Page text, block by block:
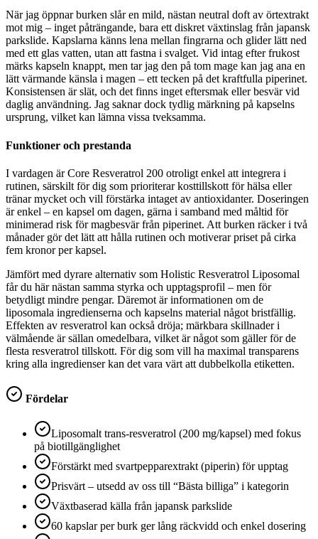
När jag öppnar burken slår en mild, nästan neutral doft av örtextrakt
mot mig – inget påträngande, bara ett diskret växtinslag från japansk
parkslide. Kapslarna känns lena mellan fingrarna och glider lätt ned
med ett glas vatten, utan att fastna i svalget. Vid intag efter frukost
märks kapseln knappt, men tar jag den på tom mage kan jag ana en
lätt värmande känsla i magen – ett tecken på det kraftfulla piperinet.
Konsistensen är slät, och det finns inget eftersmak eller besvär vid
daglig användning. Jag saknar dock tydlig märkning på kapselns
ursprung, vilket kan lämna vissa tveksamma.
Funktioner och prestanda
I vardagen är Core Resveratrol 200 otroligt enkel att integrera i
rutinen, särskilt för dig som prioriterar kosttillskott för hälsa eller
tränar mycket och vill förstärka intaget av antioxidanter. Doseringen
är enkel – en kapsel om dagen, gärna i samband med måltid för
minimerad risk för magbesvär från piperinet. Att burken räcker i två
månader gör det lätt att hålla rutinen och motiverar priset på cirka
fem kronor per kapsel.
Jämfört med dyrare alternativ som Holistic Resveratrol Liposomal
får du här nästan samma styrka och upptagsprofil – men för
betydligt mindre pengar. Däremot är informationen om de
liposomala ingredienserna och kapselns material något bristfällig.
Effekten av resveratrol kan också dröja; märkbara skillnader i
välmående är sällan omedelbara, vilket är något som gäller för de
flesta resveratrol tillskott. För dig som vill ha maximal transparens
kring alla ingredienser kan det vara värt att dubbelkolla etiketten.
Fördelar
Liposomalt trans-resveratrol (200 mg/kapsel) med fokus
på biotillgänglighet
Förstärkt med svartpepparextrakt (piperin) för upptag
Prisvärt – utsedd av oss till “Bästa billiga” i kategorin
Växtbaserad källa från japansk parkslide
60 kapslar per burk ger lång räckvidd och enkel dosering